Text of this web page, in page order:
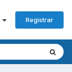
Registrar